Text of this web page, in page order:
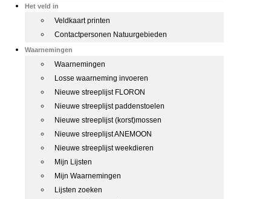
Het veld in
Veldkaart printen
Contactpersonen Natuurgebieden
Waarnemingen
Waarnemingen
Losse waarneming invoeren
Nieuwe streeplijst FLORON
Nieuwe streeplijst paddenstoelen
Nieuwe streeplijst (korst)mossen
Nieuwe streeplijst ANEMOON
Nieuwe streeplijst weekdieren
Mijn Lijsten
Mijn Waarnemingen
Lijsten zoeken